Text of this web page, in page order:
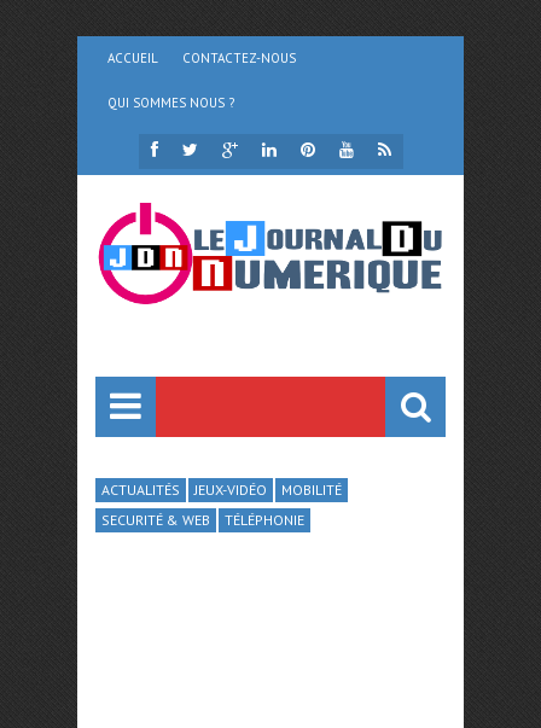
ACCUEIL CONTACTEZ-NOUS
QUI SOMMES NOUS ?
ACTUALITÉS JEUX-VIDÉO
MOBILITÉ
SECURITÉ & WEB
TÉLÉPHONIE